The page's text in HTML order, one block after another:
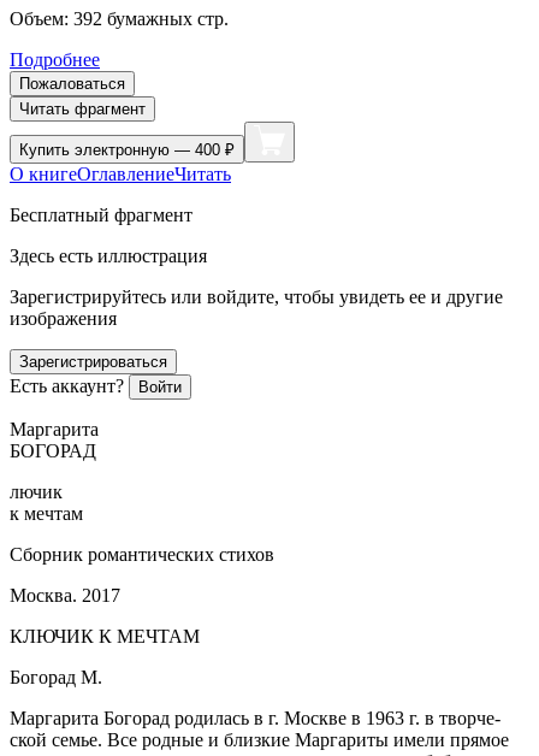
Объем: 392 бумажных стр.
Подробнее
Пожаловаться
Читать фрагмент
Купить электронную — 400 ₽
О книгеОглавлениеЧитать
Бесплатный фрагмент
Здесь есть иллюстрация
Зарегистрируйтесь или войдите, чтобы увидеть ее и другие
изображения
Зарегистрироваться
Есть аккаунт? Войти
Маргарита
БОГОРАД
лючик
к мечтам
Сборник романтических стихов
Москва. 2017
КЛЮЧИК К МЕЧТАМ
Богорад М.
Маргарита Богорад родилась в г. Москве в 1963 г. в творче-
ской семье. Все родные и близкие Маргариты имели прямое